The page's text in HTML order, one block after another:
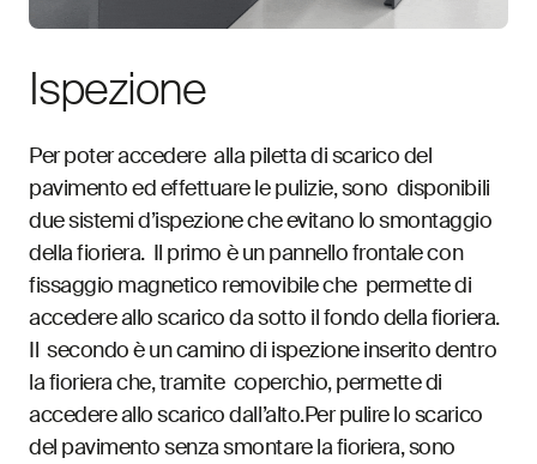
Ispezione
Per poter accedere alla piletta di scarico del
pavimento ed effettuare le pulizie, sono disponibili
due sistemi d’ispezione che evitano lo smontaggio
della fioriera. Il primo è un pannello frontale con
fissaggio magnetico removibile che permette di
accedere allo scarico da sotto il fondo della fioriera.
Il secondo è un camino di ispezione inserito dentro
la fioriera che, tramite coperchio, permette di
accedere allo scarico dall’alto.Per pulire lo scarico
del pavimento senza smontare la fioriera, sono